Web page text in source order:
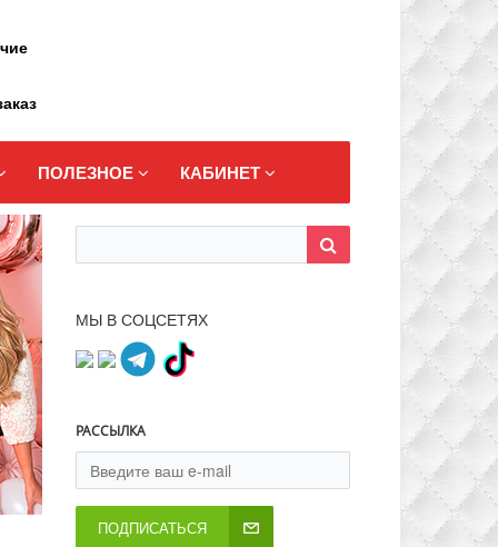
ПОЛЕЗНОЕ КАБИНЕТ
МЫ В СОЦСЕТЯХ
РАССЫЛКА
ПОДПИСАТЬСЯ